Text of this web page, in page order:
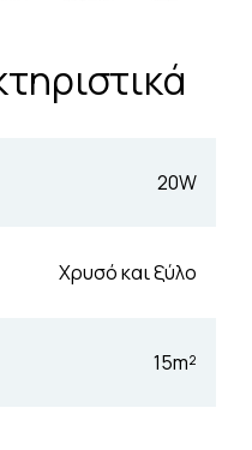
20W
Χρυσό και ξύλο
15m²